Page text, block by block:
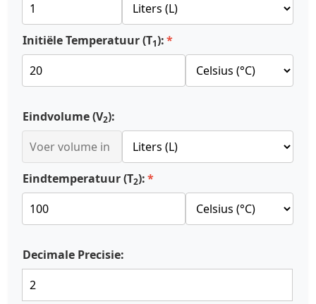
Initiële Temperatuur (T1):
Eindvolume (V2):
Eindtemperatuur (T2):
Decimale Precisie: